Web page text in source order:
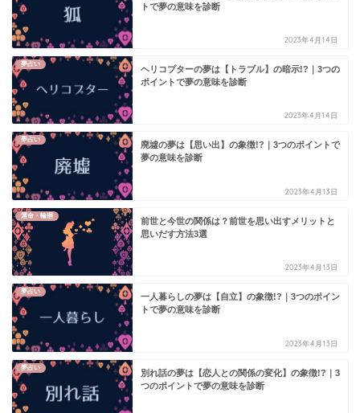
トで夢の意味を診断
2023年4月14日
夢占い
ヘリコプターの夢は【トラブル】の暗示!?｜3つの
ポイントで夢の意味を診断
2023年4月14日
夢占い
廃墟の夢は【思い出】の象徴!?｜3つのポイントで
夢の意味を診断
2023年4月13日
運命・輪廻
前世と今世の関係は？前世を思い出すメリットと
思いだす方法3選
2023年4月13日
夢占い
一人暮らしの夢は【自立】の象徴!?｜3つのポイン
トで夢の意味を診断
2023年4月13日
夢占い
別れ話の夢は【恋人との関係の変化】の象徴!?｜3
つのポイントで夢の意味を診断